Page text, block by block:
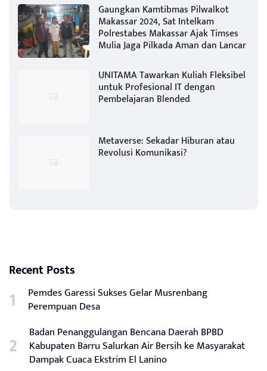
Gaungkan Kamtibmas Pilwalkot
Makassar 2024, Sat Intelkam
Polrestabes Makassar Ajak Timses
Mulia Jaga Pilkada Aman dan Lancar
UNITAMA Tawarkan Kuliah Fleksibel
untuk Profesional IT dengan
Pembelajaran Blended
Metaverse: Sekadar Hiburan atau
Revolusi Komunikasi?
Recent Posts
Pemdes Garessi Sukses Gelar Musrenbang
Perempuan Desa
Badan Penanggulangan Bencana Daerah BPBD
Kabupaten Barru Salurkan Air Bersih ke Masyarakat
Dampak Cuaca Ekstrim El Lanino